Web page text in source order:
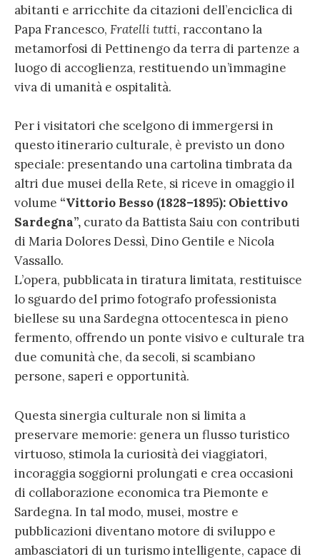
abitanti e arricchite da citazioni dell’enciclica di
Papa Francesco, Fratelli tutti, raccontano la
metamorfosi di Pettinengo da terra di partenze a
luogo di accoglienza, restituendo un’immagine
viva di umanità e ospitalità.
Per i visitatori che scelgono di immergersi in
questo itinerario culturale, è previsto un dono
speciale: presentando una cartolina timbrata da
altri due musei della Rete, si riceve in omaggio il
volume “Vittorio Besso (1828–1895): Obiettivo
Sardegna”, curato da Battista Saiu con contributi
di Maria Dolores Dessì, Dino Gentile e Nicola
Vassallo.
L’opera, pubblicata in tiratura limitata, restituisce
lo sguardo del primo fotografo professionista
biellese su una Sardegna ottocentesca in pieno
fermento, offrendo un ponte visivo e culturale tra
due comunità che, da secoli, si scambiano
persone, saperi e opportunità.
Questa sinergia culturale non si limita a
preservare memorie: genera un flusso turistico
virtuoso, stimola la curiosità dei viaggiatori,
incoraggia soggiorni prolungati e crea occasioni
di collaborazione economica tra Piemonte e
Sardegna. In tal modo, musei, mostre e
pubblicazioni diventano motore di sviluppo e
ambasciatori di un turismo intelligente, capace di